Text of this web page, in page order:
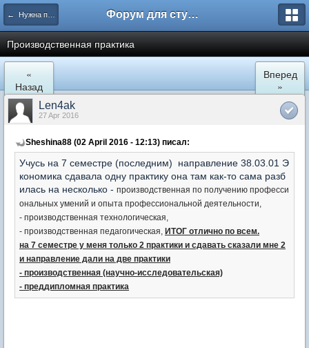
← Нужна помощь Форум для студента СГА
Производственная практика
«
Назад
Вперед
»
Len4ak
27 Apr 2016
Sheshina88 (02 April 2016 - 12:13) писал:
Учусь на 7 семестре (последним) направление 38.03.01 Э
кономика сдавала одну практику она там как-то сама разб
илась на несколько - производственная по получению професси
ональных умений и опыта профессиональной деятельности,
- производственная технологическая,
- производственная педагогическая, ИТОГ отлично по всем.
на 7 семестре у меня только 2 практики и сдавать сказали мне 2
и направление дали на две практики
- производственная (научно-исследовательская)
- преддипломная практика